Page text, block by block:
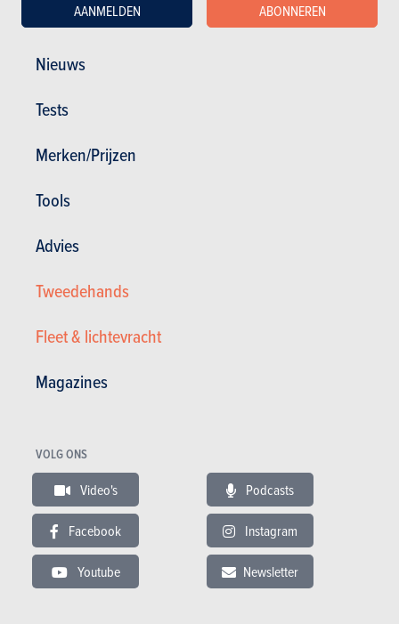
Nieuws
Tests
Merken/Prijzen
Tools
Advies
Tweedehands
Fleet & lichtevracht
Magazines
AANMELDEN ABONNEREN
VOLG ONS
Video's Podcasts
Facebook Instagram
Youtube Newsletter
1.700 €
39 pk
Tweedehands & Stock
Autotests
Mijn diensten
Inschrijven op de website
Abonneer u op het magazine
Contact